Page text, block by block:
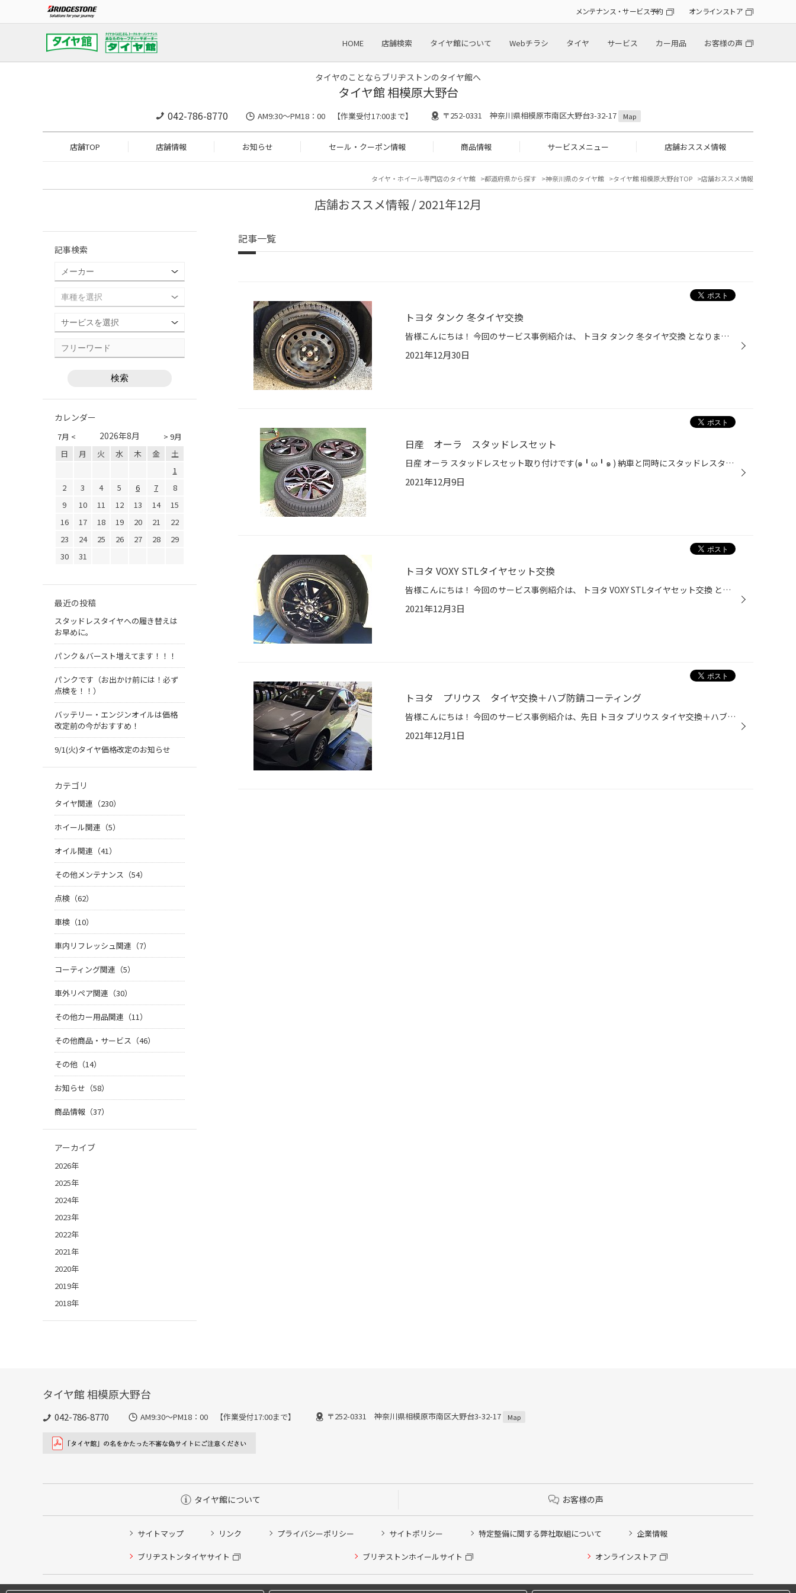
メンテナンス・サービス予約 オンラインストア
HOME 店舗検索 タイヤ館について Webチラシ タイヤ サービス カー用品 お客様の声
タイヤのことならブリヂストンのタイヤ館へ
タイヤ館 相模原大野台
042-786-8770 AM9:30～PM18：00 【作業受付17:00まで】 〒252-0331 神奈川県相模原市南区大野台3-32-17 Map
店舗TOP 店舗情報 お知らせ セール・クーポン情報 商品情報 サービスメニュー 店舗おススメ情報
タイヤ・ホイール専門店のタイヤ館 都道府県から探す 神奈川県のタイヤ館 タイヤ館 相模原大野台TOP 店舗おススメ情報
店舗おススメ情報 / 2021年12月
記事一覧
トヨタ タンク 冬タイヤ交換
皆様こんにちは！ 今回のサービス事例紹介は、 トヨタ タンク 冬タイヤ交換 となります。 写真1: 今回、お選びいただいた冬タイヤはブリザックVRX3となります。 写真2: 装着完了です。最後にお客様とともに取付確認、ナット増し締め実施。 この度は、当店のご利用ありがとうございました！
2021年12月30日
日産 オーラ スタッドレスセット
日産 オーラ スタッドレスセット取り付けです(๑╹ω╹๑ ) 納車と同時にスタッドレスタイヤに入れ替えたいとの事だったので すぐ取り付け出来る様に準備しておきました(๑˃̵ᴗ˂̵) ボディが赤でルーフが黒なのでそれに合わせて ホイールはBALMINUM DS-Pのミラーカットレッドラインに 今シーズンの新商品で...
2021年12月9日
トヨタ VOXY STLタイヤセット交換
皆様こんにちは！ 今回のサービス事例紹介は、 トヨタ VOXY STLタイヤセット交換 となります。 写真1: 今回お選びいただいた冬タイヤはVRXで、セットのホイールはPREO L5となります。 写真2: 黒いホイールもカッコいいですね！ この度は、当店のご利用ありがとうございました！
2021年12月3日
トヨタ プリウス タイヤ交換＋ハブ防錆コーティング
皆様こんにちは！ 今回のサービス事例紹介は、先日 トヨタ プリウス タイヤ交換＋ハブ防錆コーティング となります。 写真1: 今回の使用タイヤはエコピアNH100 195/65R15の４本交換となります。 写真2: 防錆施工前 今回はリフレッシュパックにてハブ防錆コーティングを実施するかたちとなりました...
2021年12月1日
記事検索
カレンダー
7月 < > 9月
2026年8月
日 月 火 水 木 金
土
1
2
3 4 5 6 7
8
9
10 11 12 13 14
15
16
17 18 19 20 21
22
23
24 25 26 27 28
29
30
31
最近の投稿
スタッドレスタイヤへの履き替えは
お早めに。
パンク＆バースト増えてます！！！
パンクです（お出かけ前には！必ず
点検を！！）
バッテリー・エンジンオイルは価格
改定前の今がおすすめ！
9/1(火)タイヤ価格改定のお知らせ
カテゴリ
タイヤ関連（230）
ホイール関連（5）
オイル関連（41）
その他メンテナンス（54）
点検（62）
車検（10）
車内リフレッシュ関連（7）
コーティング関連（5）
車外リペア関連（30）
その他カー用品関連（11）
その他商品・サービス（46）
その他（14）
お知らせ（58）
商品情報（37）
アーカイブ
2026年
2025年
2024年
2023年
2022年
2021年
2020年
2019年
2018年
タイヤ館 相模原大野台
042-786-8770 AM9:30～PM18：00 【作業受付17:00まで】 〒252-0331 神奈川県相模原市南区大野台3-32-17 Map
タイヤ館について お客様の声
サイトマップ リンク プライバシーポリシー サイトポリシー 特定整備に関する弊社取組について 企業情報
ブリヂストンタイヤサイト ブリヂストンホイールサイト オンラインストア
タイヤ点検・安全点検/タイヤ履き替え/オイル交換/その他ピット作業の予約
クローク契約会員専用タイヤ履き替え※タイヤ履き替えを希望のクローク契約会員の方はこちらを選択ください
本日のタイヤ履き替え順番待ち予約 ※クローク契約会員の方はご利用いただけません